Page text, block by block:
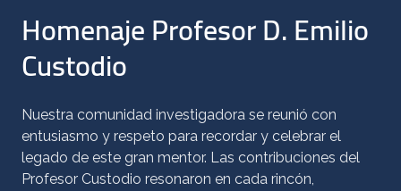
Homenaje Profesor D. Emilio
Custodio
Nuestra comunidad investigadora se reunió con
entusiasmo y respeto para recordar y celebrar el
legado de este gran mentor. Las contribuciones del
Profesor Custodio resonaron en cada rincón,